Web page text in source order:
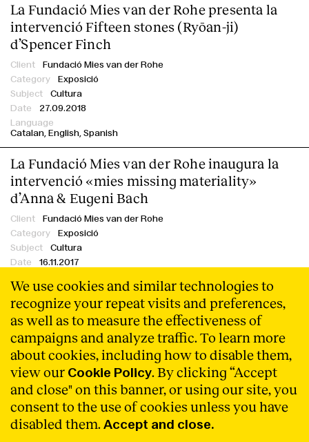
La Fundació Mies van der Rohe presenta la
intervenció Fifteen stones (Ryōan-ji)
d’Spencer Finch
Fundació Mies van der Rohe
Exposició
Cultura
27.09.2018
Catalan English Spanish
La Fundació Mies van der Rohe inaugura la
intervenció «mies missing materiality»
d’Anna & Eugeni Bach
Fundació Mies van der Rohe
Exposició
Cultura
16.11.2017
Catalan English Spanish
La Fundació Mies van der Rohe presenta
‘Artists in Architecture. Reactivating modern
european houses’ a la Casa Vilaró
Fundació Mies van der Rohe
Exposició
Art
16.09.2019
Filtre
We use cookies and similar technologies to
recognize your repeat visits and preferences,
as well as to measure the effectiveness of
campaigns and analyze traffic. To learn more
about cookies, including how to disable them,
view our Cookie Policy. By clicking “Accept
and close" on this banner, or using our site, you
consent to the use of cookies unless you have
disabled them. Accept and close.